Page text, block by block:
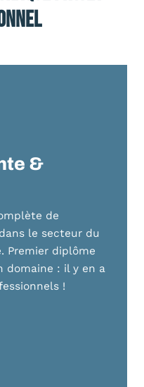
&
de
dans le secteur du
Premier diplôme
domaine : il y en a
!